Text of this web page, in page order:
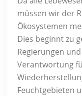
müssen wir der
Ökosystemen
Dies beginnt zu
Regierungen
Verantwortung
Feuchtgebieten